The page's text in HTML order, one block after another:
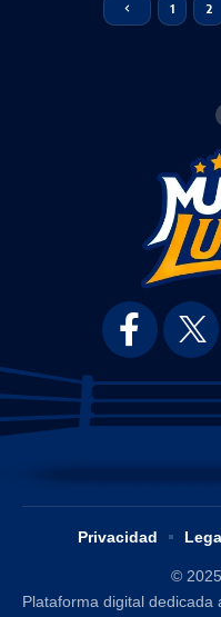
1 2
©
Plataforma digital
Privacidad